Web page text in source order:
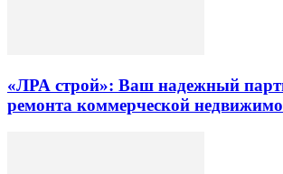
«ЛРА строй»: Ваш надежный
ремонта коммерческой